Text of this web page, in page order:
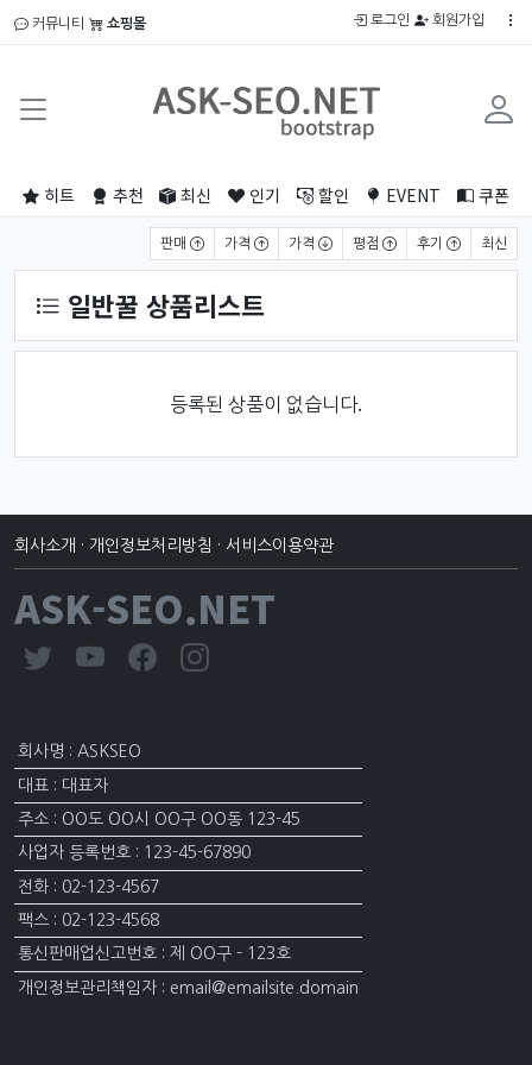
커뮤니티 쇼핑몰 로그인 회원가입
히트 추천 최신 인기 할인 EVENT 쿠폰
판매 가격 가격 평점 후기 최신
일반꿀 상품리스트
등록된 상품이 없습니다.
회사소개 · 개인정보처리방침 · 서비스이용약관
ASK-SEO.NET
회사명 : ASKSEO
대표 : 대표자
주소 : OO도 OO시 OO구 OO동 123-45
사업자 등록번호 : 123-45-67890
전화 : 02-123-4567
팩스 : 02-123-4568
통신판매업신고번호 : 제 OO구 - 123호
개인정보관리책임자 : email@emailsite.domain